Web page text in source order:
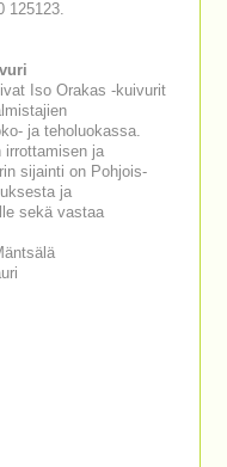
125123.
Iso Orakas -kuivurit
ja teholuokassa.
irrottamisen ja
sijainti on Pohjois-
ja
sekä vastaa